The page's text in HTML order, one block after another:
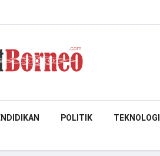
POLITIK TEKNOLOGI